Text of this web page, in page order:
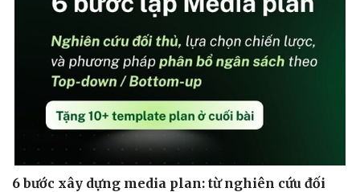
6 bước xây dựng media plan: từ nghiên cứu đối